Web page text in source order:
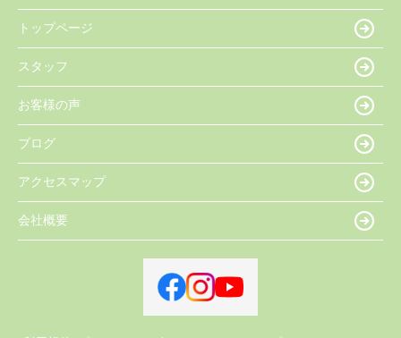
トップページ
スタッフ
お客様の声
ブログ
アクセスマップ
会社概要